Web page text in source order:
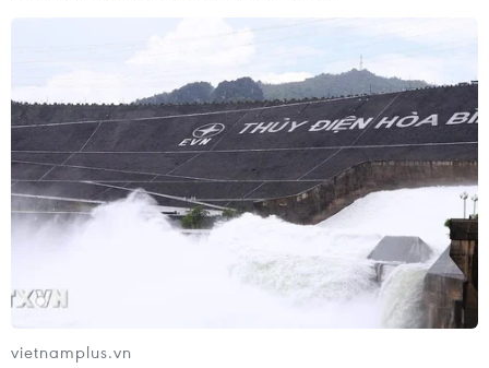
27 bị cáo trong đường dây ma túy của bà
trùm Oanh "Hà" lĩnh án tử hình
vietnamplus.vn